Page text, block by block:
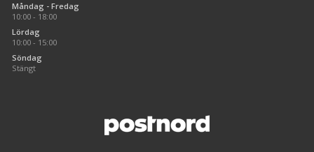
Måndag - Fredag
10:00 - 18:00
Lördag
10:00 - 15:00
Söndag
Stängt